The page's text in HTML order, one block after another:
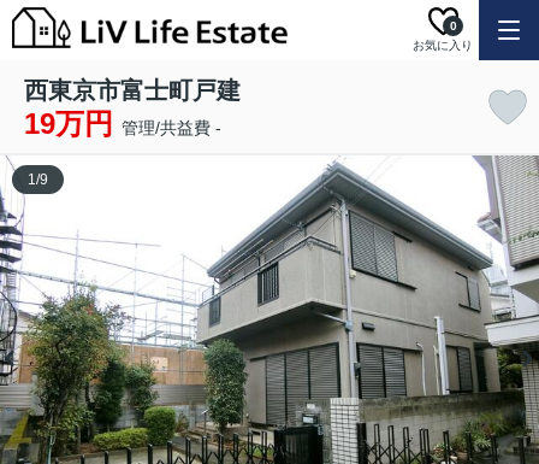
お気に入り
0
西東京市富士町戸建
19万円 管理/共益費 -
1/9